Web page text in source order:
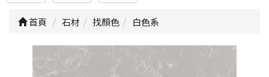
首頁 石材 找顏色 白色系